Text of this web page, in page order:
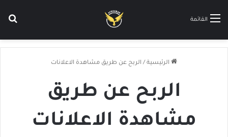
القائمة
الرئيسية / الربح عن طريق مشاهدة الاعلانات
الربح عن طريق
مشاهدة الاعلانات